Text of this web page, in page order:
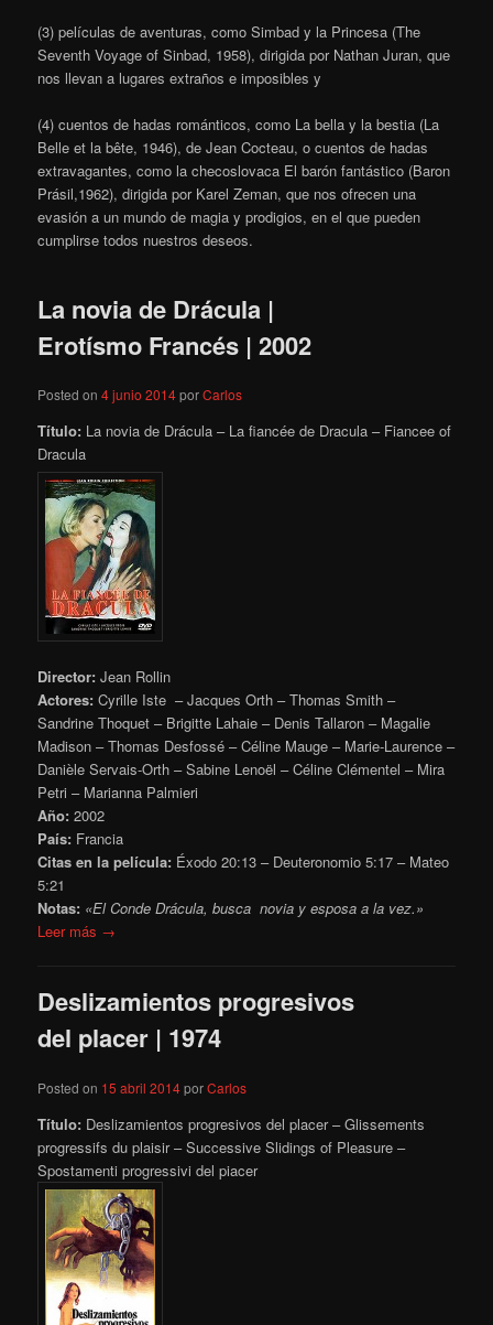
(3) películas de aventuras, como Simbad y la Princesa (The
Seventh Voyage of Sinbad, 1958), dirigida por Nathan Juran, que
nos llevan a lugares extraños e imposibles y
(4) cuentos de hadas románticos, como La bella y la bestia (La
Belle et la bête, 1946), de Jean Cocteau, o cuentos de hadas
extravagantes, como la checoslovaca El barón fantástico (Baron
Prásil,1962), dirigida por Karel Zeman, que nos ofrecen una
evasión a un mundo de magia y prodigios, en el que pueden
cumplirse todos nuestros deseos.
La novia de Drácula |
Erotísmo Francés | 2002
Posted on4 junio 2014porCarlos
Título: La novia de Drácula – La fiancée de Dracula – Fiancee of
Dracula
Director: Jean Rollin
Actores: Cyrille Iste – Jacques Orth – Thomas Smith –
Sandrine Thoquet – Brigitte Lahaie – Denis Tallaron – Magalie
Madison – Thomas Desfossé – Céline Mauge – Marie-Laurence –
Danièle Servais-Orth – Sabine Lenoël – Céline Clémentel – Mira
Petri – Marianna Palmieri
Año: 2002
País: Francia
Citas en la película: Éxodo 20:13 – Deuteronomio 5:17 – Mateo
5:21
Notas: «El Conde Drácula, busca novia y esposa a la vez.»
Leer más →
Deslizamientos progresivos
del placer | 1974
Posted on 15 abril 2014porCarlos
Título: Deslizamientos progresivos del placer – Glissements
progressifs du plaisir – Successive Slidings of Pleasure –
Spostamenti progressivi del piacer